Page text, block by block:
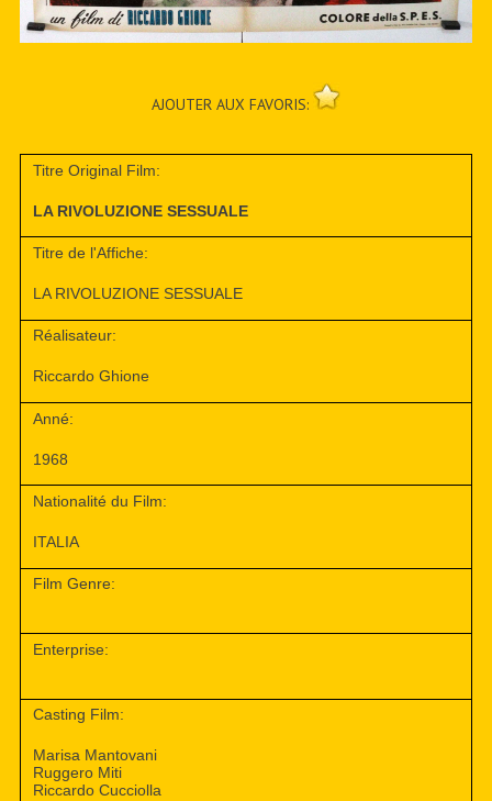
AJOUTER AUX FAVORIS:
Titre Original Film:
LA RIVOLUZIONE SESSUALE
Titre de l'Affiche:
LA RIVOLUZIONE SESSUALE
Réalisateur:
Riccardo Ghione
Anné:
1968
Nationalité du Film:
ITALIA
Film Genre:
Enterprise:
Casting Film:
Marisa Mantovani
Ruggero Miti
Riccardo Cucciolla